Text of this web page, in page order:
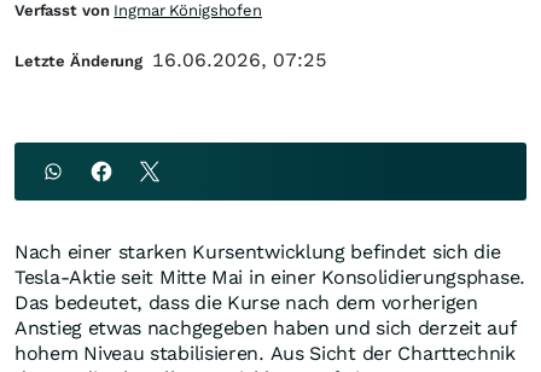
Nach einer starken Kursentwicklung befindet sich die
Tesla-Aktie seit Mitte Mai in einer Konsolidierungsphase.
Das bedeutet, dass die Kurse nach dem vorherigen
Anstieg etwas nachgegeben haben und sich derzeit auf
hohem Niveau stabilisieren. Aus Sicht der Charttechnik
Verfasst von Ingmar Königshofen
Letzte Änderung 16.06.2026, 07:25